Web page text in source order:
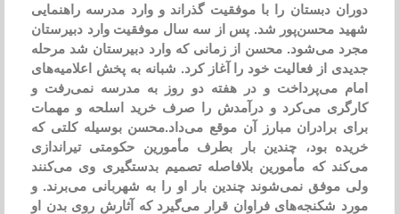
دوران دبستان را با موفقیت گذراند و وارد مدرسه راهنمایی
شهید محسن‌پور شد. پس از سه سال موفقیت وارد دبیرستان
مجرد می‌شود. محسن از زمانی كه وارد دبیرستان شد مرحله
جدیدی از فعالیت خود را آغاز كرد. شبانه به پخش اعلامیه‌های
امام می‌پرداخت و در هفته دو روز به مدرسه نمی‌رفت و
كارگری می‌كرد و درآمدش را صرف خرید اسلحه و مهمات
برای برادران مبارز آن موقع می‌داد.محسن بوسیله كلتی كه
خریده بود، چندین بار بطرف مأمورین حكومتی تیراندازی
می‌كند كه مأمورین بلافاصله تصمیم بدستگیری وی می‌كنند
ولی موفق نمی‌شوند چندین بار او را به شهربانی می‌برند. و
مورد شكنجه‌های فراوان قرار می‌گیرد كه آثارش روی بدن او